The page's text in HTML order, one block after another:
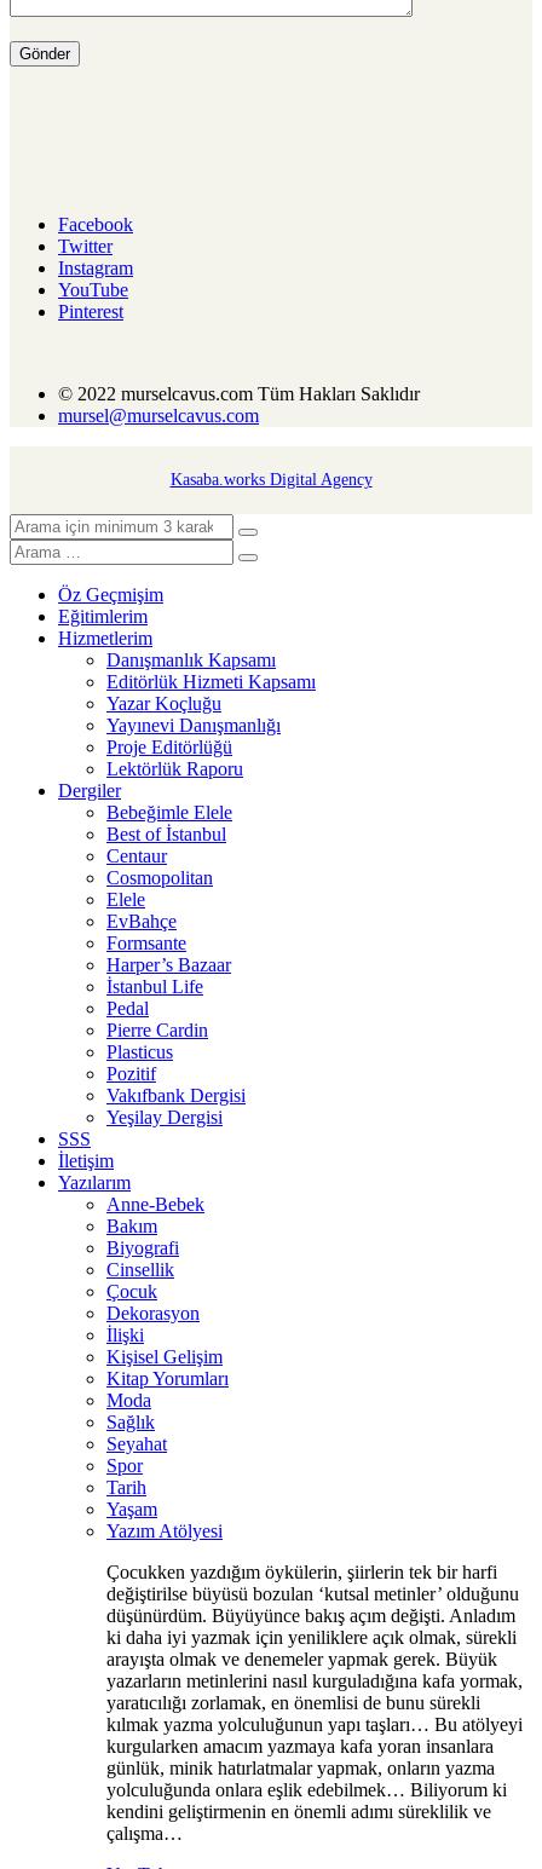
Facebook
Twitter
Instagram
YouTube
Pinterest
© 2022 murselcavus.com Tüm Hakları Saklıdır
mursel@murselcavus.com
Kasaba.works Digital Agency
Öz Geçmişim
Eğitimlerim
Hizmetlerim
Danışmanlık Kapsamı
Editörlük Hizmeti Kapsamı
Yazar Koçluğu
Yayınevi Danışmanlığı
Proje Editörlüğü
Lektörlük Raporu
Dergiler
Bebeğimle Elele
Best of İstanbul
Centaur
Cosmopolitan
Elele
EvBahçe
Formsante
Harper’s Bazaar
İstanbul Life
Pedal
Pierre Cardin
Plasticus
Pozitif
Vakıfbank Dergisi
Yeşilay Dergisi
SSS
İletişim
Yazılarım
Anne-Bebek
Bakım
Biyografi
Cinsellik
Çocuk
Dekorasyon
İlişki
Kişisel Gelişim
Kitap Yorumları
Moda
Sağlık
Seyahat
Spor
Tarih
Yaşam
Yazım Atölyesi
Çocukken yazdığım öykülerin, şiirlerin tek bir harfi
değiştirilse büyüsü bozulan ‘kutsal metinler’ olduğunu
düşünürdüm. Büyüyünce bakış açım değişti. Anladım
ki daha iyi yazmak için yeniliklere açık olmak, sürekli
arayışta olmak ve denemeler yapmak gerek. Büyük
yazarların metinlerini nasıl kurguladığına kafa yormak,
yaratıcılığı zorlamak, en önemlisi de bunu sürekli
kılmak yazma yolculuğunun yapı taşları… Bu atölyeyi
kurgularken amacım yazmaya kafa yoran insanlara
günlük, minik hatırlatmalar yapmak, onların yazma
yolculuğunda onlara eşlik edebilmek… Biliyorum ki
kendini geliştirmenin en önemli adımı süreklilik ve
çalışma…